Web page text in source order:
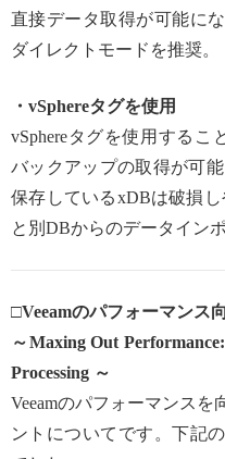
直接データ取得が可能に
ダイレクトモードを推奨。
・vSphereタグを使用
vSphereタグを使用するこ
バックアップの取得が可
保存しているxDBは破損
と別DBからのデータイン
□Veeamのパフォーマンス
～Maxing Out
Processing ～
Veeamのパフォーマンス
ントについてです。下記